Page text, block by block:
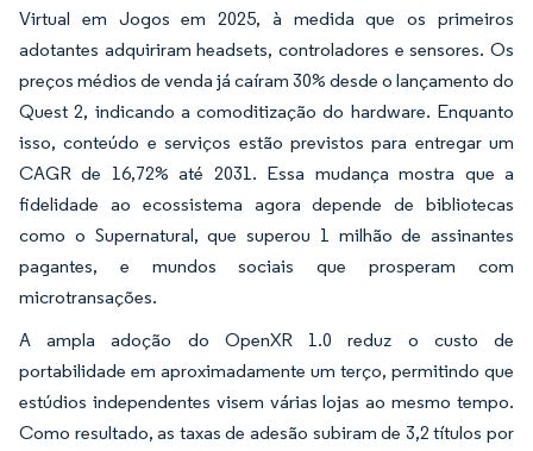
Virtual em Jogos em 2025, à medida que os primeiros
adotantes adquiriram headsets, controladores e sensores. Os
preços médios de venda já caíram 30% desde o lançamento do
Quest 2, indicando a comoditização do hardware. Enquanto
isso, conteúdo e serviços estão previstos para entregar um
CAGR de 16,72% até 2031. Essa mudança mostra que a
fidelidade ao ecossistema agora depende de bibliotecas
como o Supernatural, que superou 1 milhão de assinantes
pagantes, e mundos sociais que prosperam com
microtransações.
A ampla adoção do OpenXR 1.0 reduz o custo de
portabilidade em aproximadamente um terço, permitindo que
estúdios independentes visem várias lojas ao mesmo tempo.
Como resultado, as taxas de adesão subiram de 3,2 títulos por